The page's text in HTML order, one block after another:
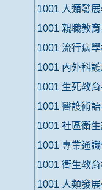
1001 人類發
1001 親職教
1001 流行病
1001 內外科
1001 生死教
1001 醫護術
1001 社區衛
1001 專業通
1001 衛生教
1001 人類發